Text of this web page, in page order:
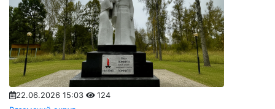
22.06.2026 15:03
124